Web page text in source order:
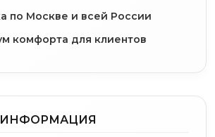
по Москве и всей России
комфорта для клиентов
ИНФОРМАЦИЯ